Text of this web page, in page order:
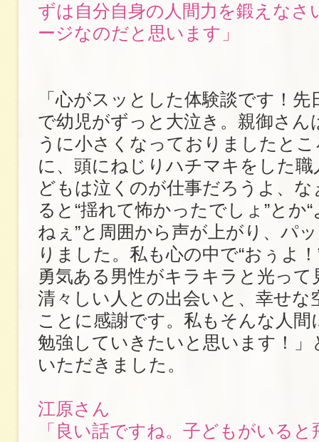
ずは自分自身の人間力を鍛えなさ
ージなのだと思います」
「心がスッとした体験談です！先
で幼児がずっと大泣き。親御さん
うに小さくなっておりましたと
に、頭にねじりハチマキをした職
どもは泣くのが仕事だろうよ、な
ると“揺れて怖かったでしょ”とか
ねぇ”と周囲から声が上がり、パ
りました。私も心の中で“おぅよ
勇気ある男性がキラキラと光って
清々しい人との出会いと、幸せな
ことに感謝です。私もそんな人
勉強していきたいと思います！」
いただきました。
江原さん
「良い話ですね。子どもがいる